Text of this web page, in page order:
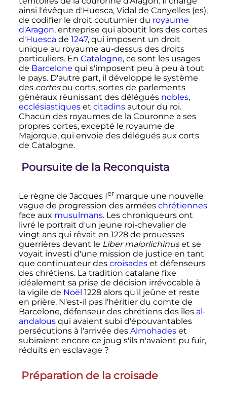
ainsi l'évêque d'Huesca, Vidal de Canyelles (es),
de codifier le droit coutumier du royaume
d'Aragon, entreprise qui aboutit lors des cortes
d'Huesca de 1247, qui imposent un droit
unique au royaume au-dessus des droits
particuliers. En Catalogne, ce sont les usages
de Barcelone qui s'imposent peu à peu à tout
le pays. D'autre part, il développe le système
des cortesou corts, sortes de parlements
généraux réunissant des délégués nobles,
ecclésiastiqueset citadinsautour du roi.
Chacun des royaumes de la Couronne a ses
propres cortes, excepté le royaume de
Majorque, qui envoie des délégués aux corts
de Catalogne.
Poursuite de la Reconquista
Le règne de Jacques Iermarque une nouvelle
vague de progression des armées chrétiennes
face aux musulmans. Les chroniqueurs ont
livré le portrait d'un jeune roi-chevalier de
vingt ans qui rêvait en 1228 de prouesses
guerrières devant le Liber maiorlichinuset se
voyait investi d'une mission de justice en tant
que continuateur des croisadeset défenseurs
des chrétiens. La tradition catalane fixe
idéalement sa prise de décision irrévocable à
la vigile de Noël 1228 alors qu'il jeûne et reste
en prière. N'est-il pas l'héritier du comte de
Barcelone, défenseur des chrétiens des îles al-
andalousqui avaient subi d'épouvantables
persécutions à l'arrivée des Almohadeset
subiraient encore ce joug s'ils n'avaient pu fuir,
réduits en esclavage ?
Préparation de la croisade